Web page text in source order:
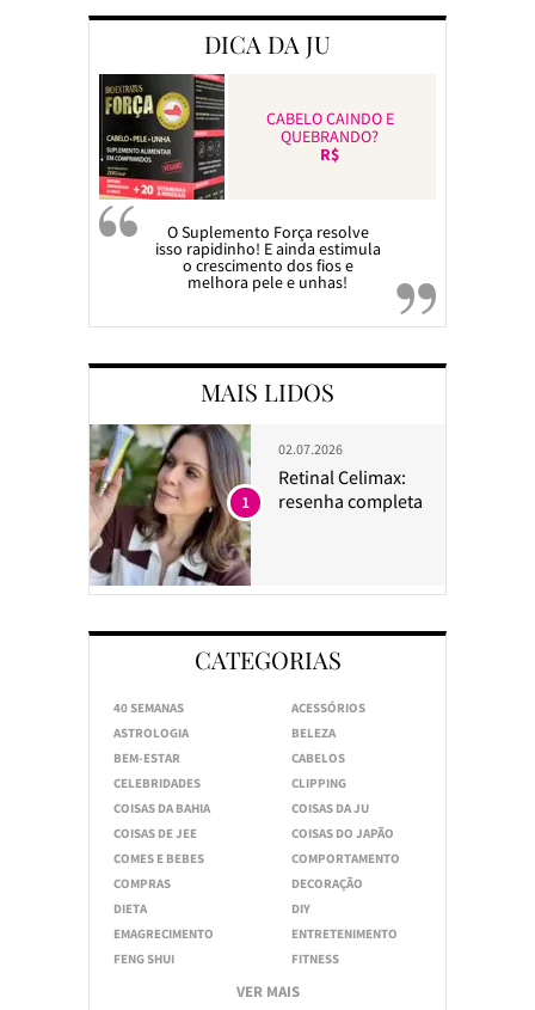
DICA DA JU
CABELO CAINDO E
QUEBRANDO?
R$
O Suplemento Força resolve
isso rapidinho! E ainda estimula
o crescimento dos fios e
melhora pele e unhas!
MAIS LIDOS
02.07.2026
Retinal Celimax:
resenha completa
1
CATEGORIAS
40 SEMANAS
ACESSÓRIOS
ASTROLOGIA
BELEZA
BEM-ESTAR
CABELOS
CELEBRIDADES
CLIPPING
COISAS DA BAHIA
COISAS DA JU
COISAS DE JEE
COISAS DO JAPÃO
COMES E BEBES
COMPORTAMENTO
COMPRAS
DECORAÇÃO
DIETA
DIY
EMAGRECIMENTO
ENTRETENIMENTO
FENG SHUI
FITNESS
VER MAIS